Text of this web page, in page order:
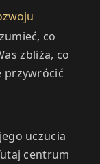
co
zbliża, co
przywrócić
uczucia
centrum